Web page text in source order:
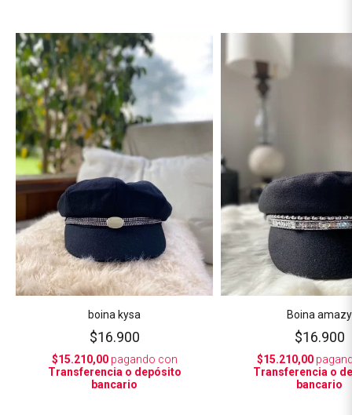
boina kysa
$16.900
$15.210,00pagando con
Transferencia o depósito
bancario
Boina amazy
$16.900
$15.210,00
Transferencia o
bancario